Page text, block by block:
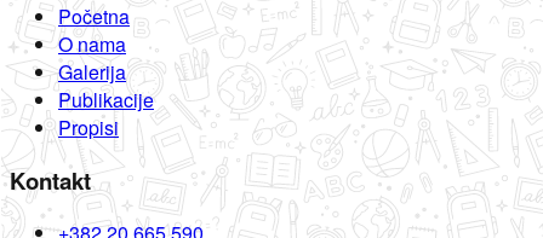
Početna
O nama
Galerija
Publikacije
Propisi
Kontakt